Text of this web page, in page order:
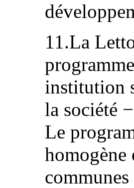
11.La
institution
la société
Le
homogène